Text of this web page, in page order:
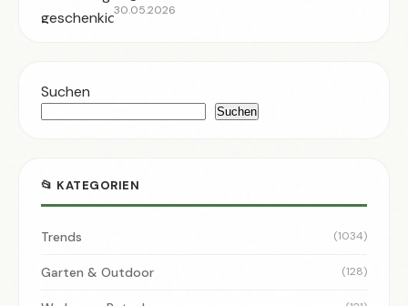
30.05.2026
Suchen
Suchen
📂 KATEGORIEN
Trends (1034)
Garten & Outdoor (128)